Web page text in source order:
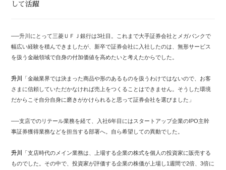
して活躍
──升川にとって三菱ＵＦＪ銀行は3社目。これまで大手証券会社とメガバンクで
幅広い経験を積んできましたが、新卒で証券会社に入社したのは、無形サービス
を扱う金融領域で自身の付加価値を高めたいと考えたからでした。
升川
「金融業界では決まった商品や形のあるものを扱うわけではないので、お客
さまに信頼していただかなければ売上をつくることはできません。そうした環境
だからこそ自分自身に磨きがかけられると思って証券会社を選びました」
──支店でのリテール業務を経て、入社6年目にはスタートアップ企業のIPO主幹
事証券獲得業務などを担当する部署へ。自ら希望しての異動でした。
升川
「支店時代のメイン業務は、上場する企業の株式を個人の投資家に販売する
ものでした。その中で、投資家が評価する企業の株価が上場し1週間で2倍、3倍に